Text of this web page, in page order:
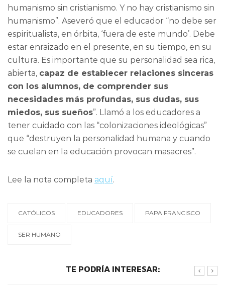
humanismo sin cristianismo. Y no hay cristianismo sin
humanismo”. Aseveró que el educador “no debe ser
espiritualista, en órbita, ‘fuera de este mundo’. Debe
estar enraizado en el presente, en su tiempo, en su
cultura. Es importante que su personalidad sea rica,
abierta, capaz de establecer relaciones sinceras
con los alumnos, de comprender sus
necesidades más profundas, sus dudas, sus
miedos, sus sueños”. Llamó a los educadores a
tener cuidado con las “colonizaciones ideológicas”
que “destruyen la personalidad humana y cuando
se cuelan en la educación provocan masacres”.
Lee la nota completa aquí.
CATÓLICOS EDUCADORES PAPA FRANCISCO
SER HUMANO
TE PODRÍA INTERESAR: